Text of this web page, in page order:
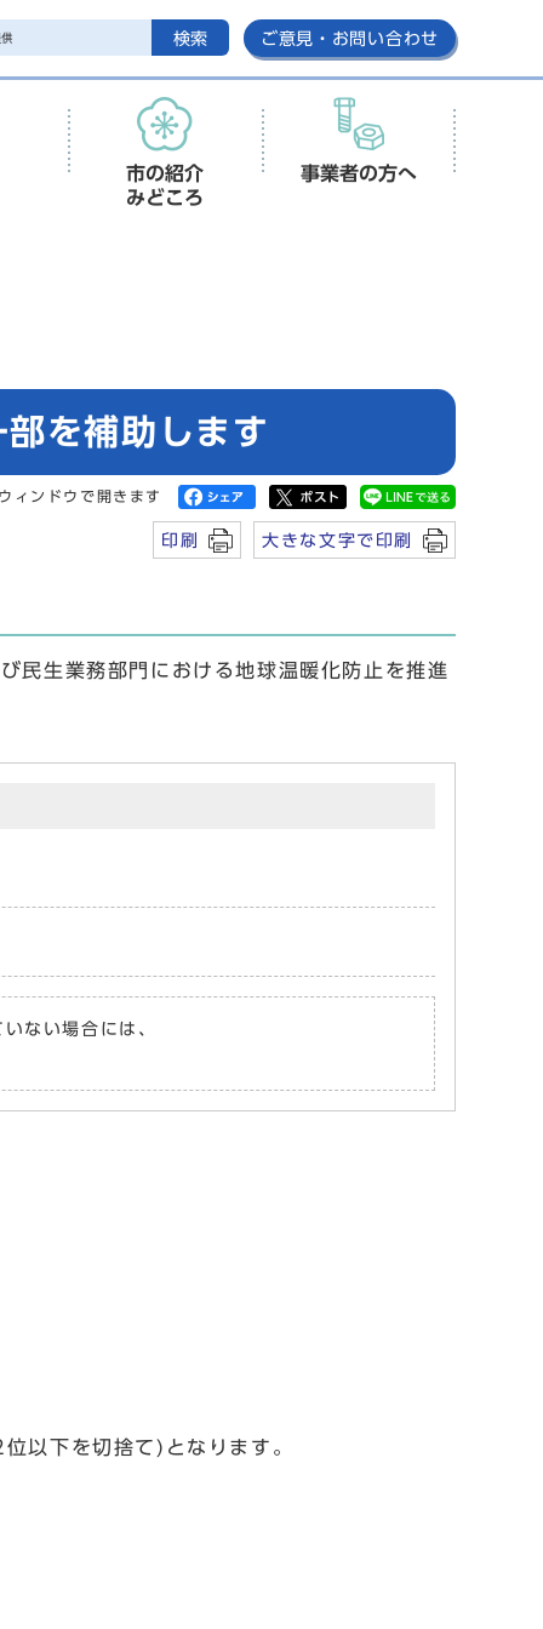
検索 ご意見・お問い合わせ
市の紹介
みどころ
事業者の方へ
を補助します
ィンドウで開きます
印刷 大きな文字で印刷
民生業務部門における地球温暖化防止を推進
ない場合には、
以下を切捨て)となります。